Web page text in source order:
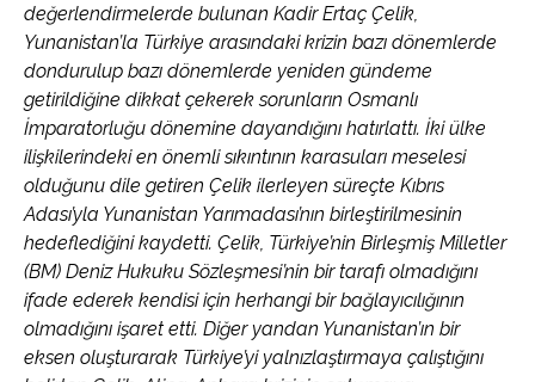
değerlendirmelerde bulunan Kadir Ertaç Çelik,
Yunanistan’la Türkiye arasındaki krizin bazı dönemlerde
dondurulup bazı dönemlerde yeniden gündeme
getirildiğine dikkat çekerek sorunların Osmanlı
İmparatorluğu dönemine dayandığını hatırlattı. İki ülke
ilişkilerindeki en önemli sıkıntının karasuları meselesi
olduğunu dile getiren Çelik ilerleyen süreçte Kıbrıs
Adası’yla Yunanistan Yarımadası’nın birleştirilmesinin
hedeflediğini kaydetti. Çelik, Türkiye’nin Birleşmiş Milletler
(BM) Deniz Hukuku Sözleşmesi’nin bir tarafı olmadığını
ifade ederek kendisi için herhangi bir bağlayıcılığının
olmadığını işaret etti. Diğer yandan Yunanistan’ın bir
eksen oluşturarak Türkiye’yi yalnızlaştırmaya çalıştığını